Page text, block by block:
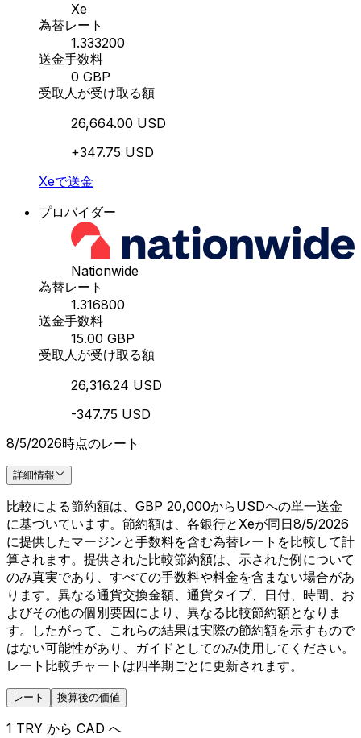
Xe
為替レート
1.333200
送金手数料
0 GBP
受取人が受け取る額
26,664.00 USD
+347.75 USD
Xeで送金
プロバイダー
Nationwide
為替レート
1.316800
送金手数料
15.00 GBP
受取人が受け取る額
26,316.24 USD
-347.75 USD
8/5/2026時点のレート
詳細情報
比較による節約額は、GBP 20,000からUSDへの単一送金
に基づいています。節約額は、各銀行とXeが同日8/5/2026
に提供したマージンと手数料を含む為替レートを比較して計
算されます。提供された比較節約額は、示された例について
のみ真実であり、すべての手数料や料金を含まない場合があ
ります。異なる通貨交換金額、通貨タイプ、日付、時間、お
よびその他の個別要因により、異なる比較節約額となりま
す。したがって、これらの結果は実際の節約額を示すもので
はない可能性があり、ガイドとしてのみ使用してください。
レート比較チャートは四半期ごとに更新されます。
レート 換算後の価値
1 TRY から CAD へ